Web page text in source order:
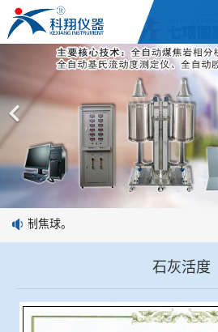
首页
综合赛事娱乐平台
焦炭高温性能检测系统
焦化行业检测及优化配煤设备
球团矿/烧结矿/块矿高温冶金性能检测系统
高炉配吹煤检测设备
公司简介
新闻中心
企业业绩
技术交流
标准下载
工制焦球。
石灰活度